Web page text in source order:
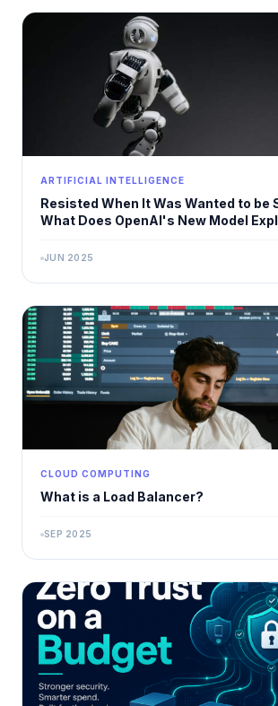
ARTIFICIAL INTELLIGENCE
Resisted When It Was Wanted to be
What Does OpenAI's New Model
JUN 2025
CLOUD COMPUTING
What is a Load Balancer?
SEP 2025